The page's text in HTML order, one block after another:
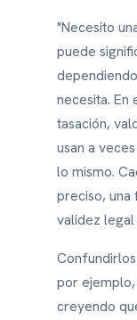
"Necesito
puede
necesita. En
tasación,
usan a
lo mismo.
preciso, una
validez legal
por
creyendo